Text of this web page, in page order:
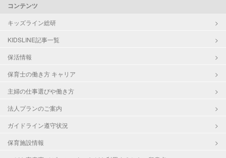
コンテンツ
キッズライン総研
KIDSLINE記事一覧
保活情報
保育士の働き方 キャリア
主婦の仕事選びや働き方
法人プランのご案内
ガイドライン遵守状況
保育施設情報